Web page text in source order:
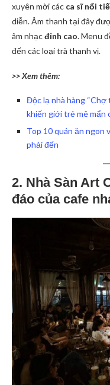
xuyên mời các ca sĩ nổi
diễn. Âm thanh tại đây
âm nhạcđỉnh cao. Menu
đến các loại trà thanh vị.
>> Xem thêm:
Độc lạ nhà hàng “Chợ
khiến giới trẻ mê mẩn
Top 10 quán ăn ngon
phải đến
2. Nhà Sàn Art
đáo của cafe